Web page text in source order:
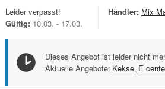
Leider verpasst!
Gültig: 10.03. - 17.03.
Händler: Mix
Dieses Angebot ist leider nicht
Aktuelle Angebote: Kekse, E